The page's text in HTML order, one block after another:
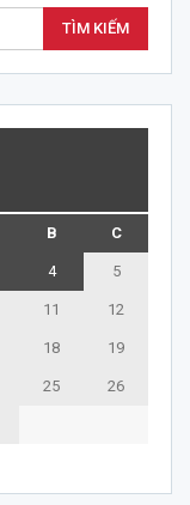
B C
4 5
11 12
18 19
25 26